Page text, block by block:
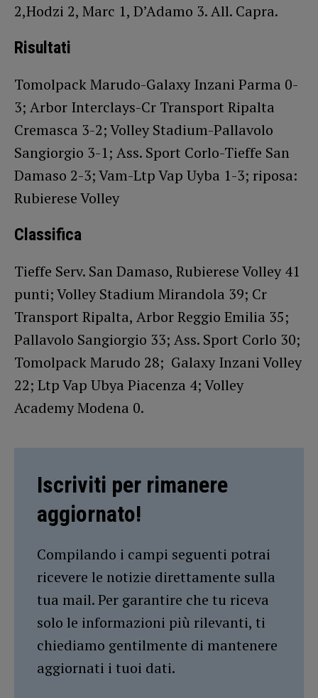
2,Hodzi 2, Marc 1, D’Adamo 3. All. Capra.
Risultati
Tomolpack Marudo-Galaxy Inzani Parma 0-
3; Arbor Interclays-Cr Transport Ripalta
Cremasca 3-2; Volley Stadium-Pallavolo
Sangiorgio 3-1; Ass. Sport Corlo-Tieffe San
Damaso 2-3; Vam-Ltp Vap Uyba 1-3; riposa:
Rubierese Volley
Classifica
Tieffe Serv. San Damaso, Rubierese Volley 41
punti; Volley Stadium Mirandola 39; Cr
Transport Ripalta, Arbor Reggio Emilia 35;
Pallavolo Sangiorgio 33; Ass. Sport Corlo 30;
Tomolpack Marudo 28; Galaxy Inzani Volley
22; Ltp Vap Ubya Piacenza 4; Volley
Academy Modena 0.
Iscriviti per rimanere
aggiornato!
Compilando i campi seguenti potrai
ricevere le notizie direttamente sulla
tua mail. Per garantire che tu riceva
solo le informazioni più rilevanti, ti
chiediamo gentilmente di mantenere
aggiornati i tuoi dati.